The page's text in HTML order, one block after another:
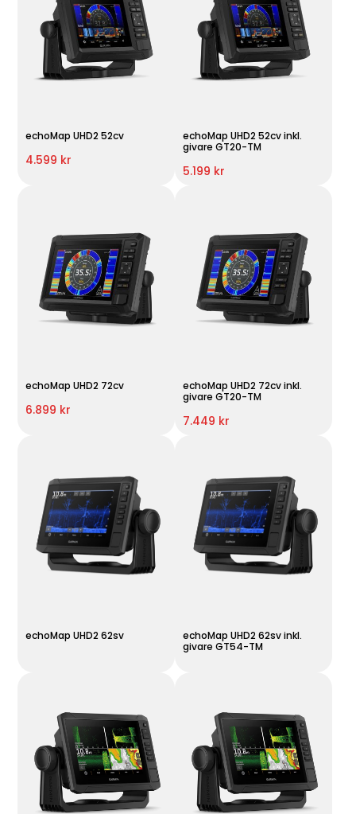
echoMap UHD2 52cv
4.599 kr
echoMap UHD2 52cv inkl.
givare GT20-TM
5.199 kr
echoMap UHD2 72cv
6.899 kr
echoMap UHD2 72cv inkl.
givare GT20-TM
7.449 kr
echoMap UHD2 62sv
echoMap UHD2 62sv inkl.
givare GT54-TM